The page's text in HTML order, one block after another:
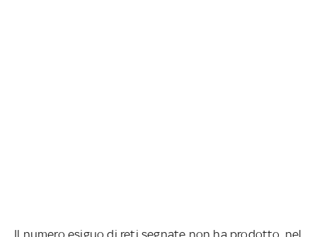
Il numero esiguo di reti segnate non ha prodotto, nel